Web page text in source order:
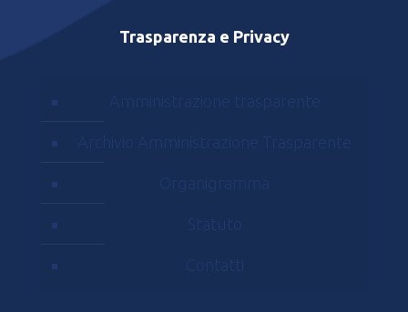
Trasparenza e Privacy
Amministrazione trasparente
Archivio Amministrazione Trasparente
Organigramma
Statuto
Contatti